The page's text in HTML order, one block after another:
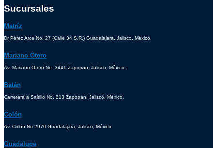
Sucursales
Matríz
Dr Pérez Arce No. 27 (Calle 34 S.R.) Guadalajara, Jalisco, México.
Mariano Otero
Av. Mariano Otero No. 3441 Zapopan, Jalisco, México.
Batán
Carretera a Saltillo No. 213 Zapopan, Jalisco, México.
Colón
Av. Colón No 2970 Guadalajara, Jalisco, México.
Guadalupe